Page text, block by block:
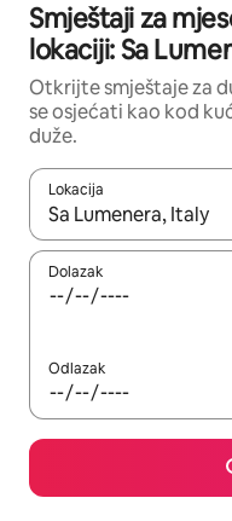
Smještaji za
lokaciji: Sa
Otkrijte smještaje za
se osjećati kao kod
duže.
Lokacija
Kad rezultati budu
Dolazak
Odlazak